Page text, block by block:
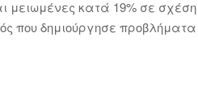
μειωμένες κατά 19% σε
δημιούργησε προβλήματα